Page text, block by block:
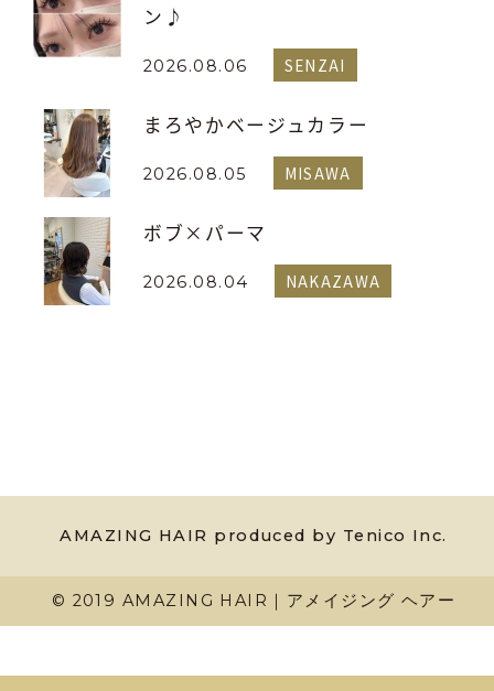
ン♪
2026.08.06 SENZAI
まろやかベージュカラー
2026.08.05 MISAWA
ボブ×パーマ
2026.08.04 NAKAZAWA
AMAZING HAIR produced by Tenico Inc.
© 2019 AMAZING HAIR｜アメイジング ヘアー